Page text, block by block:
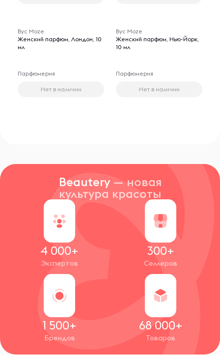
Byc Moze
Женский парфюм, Лондон, 10
мл
Парфюмерия
Нет в наличии
Byc Moze
Женский парфюм, Нью-Йорк,
10 мл
Парфюмерия
Нет в наличии
Beautery — новая
культура красоты
4 000+
Экспертов
300+
Селлеров
1 500+
Брендов
68 000+
Товаров